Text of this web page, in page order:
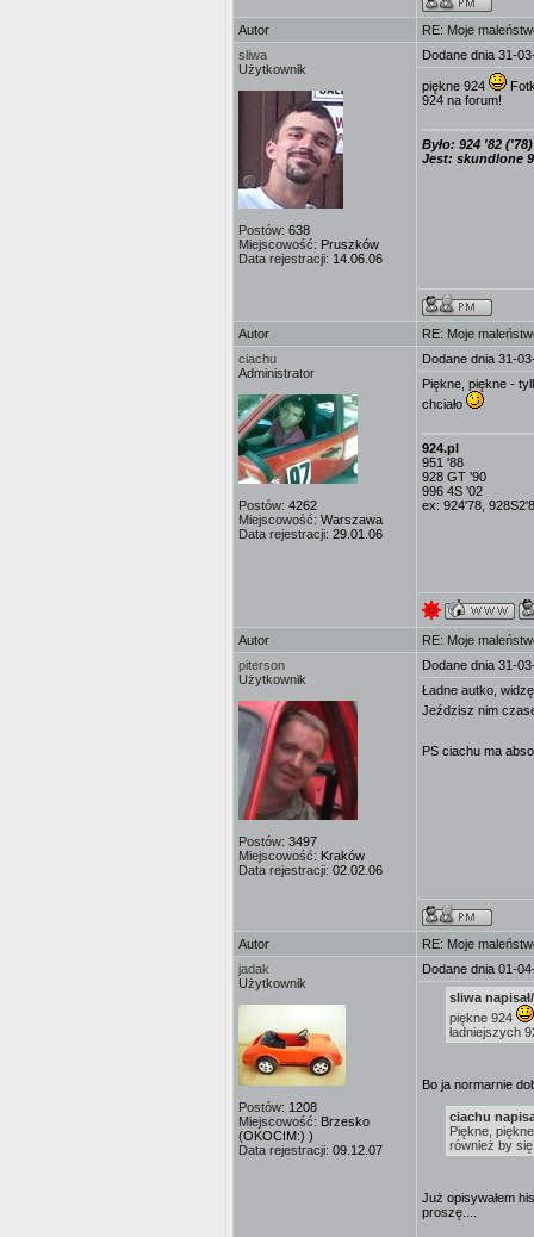
Autor
RE: Moje
sliwa
Użytkownik
Postów: 638
Miejscowość: Pruszków
Data rejestracji: 14.06.06
Dodane dnia 31-
piękne 924
924 na forum!
Było: 924 '82 ('78)
Jest: skundlone
Autor
RE: Moje
ciachu
Administrator
Postów: 4262
Miejscowość: Warszawa
Data rejestracji: 29.01.06
Dodane dnia 31-
Piękne, piękne -
chciało
924.pl
951 '88
928 GT '90
996 4S '02
ex: 924'78,
Autor
RE: Moje
piterson
Użytkownik
Postów: 3497
Miejscowość: Kraków
Data rejestracji: 02.02.06
Dodane dnia 31-
Ładne autko,
Jeździsz nim
PS ciachu ma
Autor
RE: Moje
jadak
Użytkownik
Postów: 1208
Miejscowość: Brzesko
(OKOCIM:) )
Data rejestracji: 09.12.07
Dodane dnia 01-
sliwa
piękne 924
ładniejszych
Bo ja normarnie
ciachu
Piękne,
również by się
Już opisywałem
proszę....